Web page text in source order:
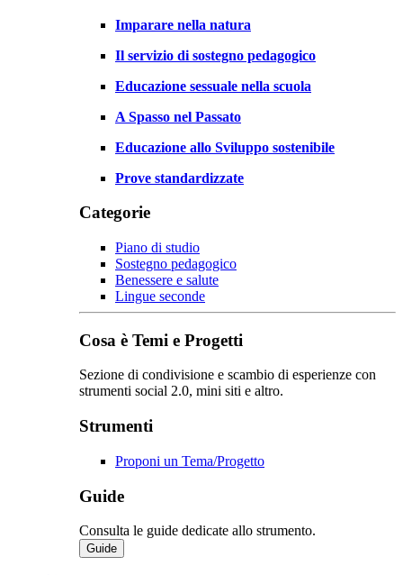
Imparare nella natura
Il servizio di sostegno pedagogico
Educazione sessuale nella scuola
A Spasso nel Passato
Educazione allo Sviluppo sostenibile
Prove standardizzate
Categorie
Piano di studio
Sostegno pedagogico
Benessere e salute
Lingue seconde
Cosa è Temi e Progetti
Sezione di condivisione e scambio di esperienze con
strumenti social 2.0, mini siti e altro.
Strumenti
Proponi un Tema/Progetto
Guide
Consulta le guide dedicate allo strumento.
Guide